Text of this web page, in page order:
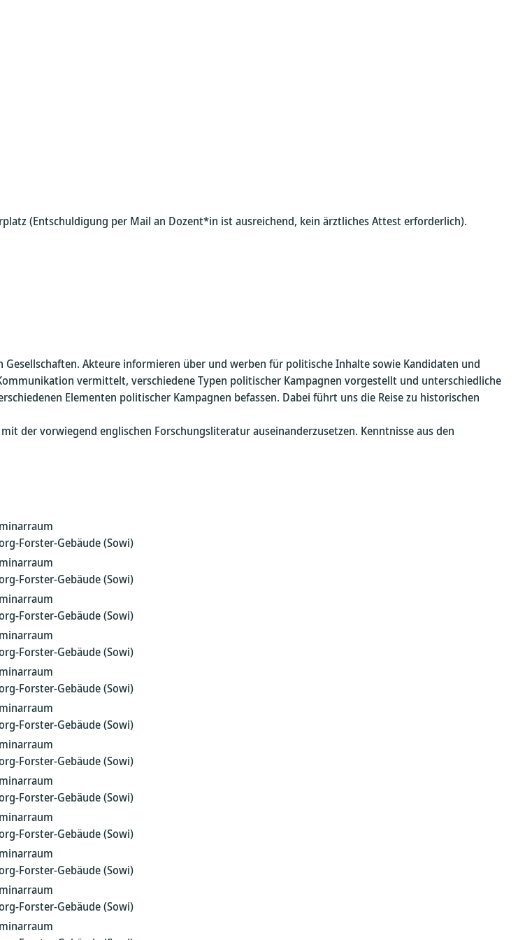
(Entschuldigung per Mail an Dozent*in ist ausreichend, kein ärztliches Attest erforderlich).
Akteure informieren über und werben für politische Inhalte sowie Kandidaten und
vermittelt, verschiedene Typen politischer Kampagnen vorgestellt und unterschiedliche
Elementen politischer Kampagnen befassen. Dabei führt uns die Reise zu historischen
der vorwiegend englischen Forschungsliteratur auseinanderzusetzen. Kenntnisse aus den
Forster-Gebäude (Sowi)
Forster-Gebäude (Sowi)
Forster-Gebäude (Sowi)
Forster-Gebäude (Sowi)
Forster-Gebäude (Sowi)
Forster-Gebäude (Sowi)
Forster-Gebäude (Sowi)
Forster-Gebäude (Sowi)
Forster-Gebäude (Sowi)
Forster-Gebäude (Sowi)
Forster-Gebäude (Sowi)